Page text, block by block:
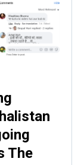
The